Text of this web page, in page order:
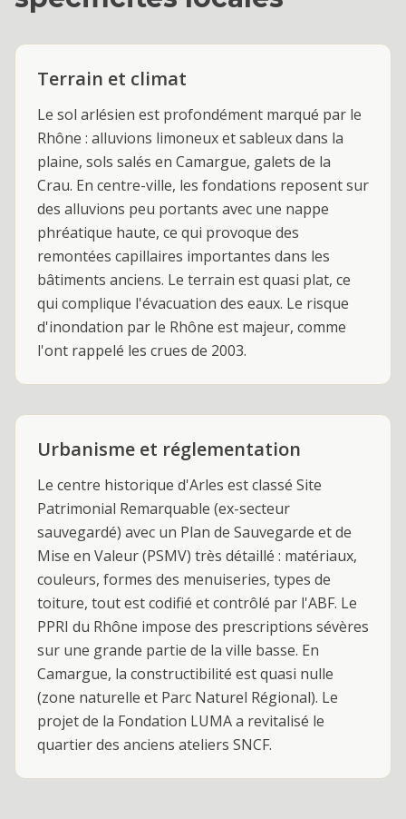
Terrain et climat
Le sol arlésien est profondément marqué par le
Rhône : alluvions limoneux et sableux dans la
plaine, sols salés en Camargue, galets de la
Crau. En centre-ville, les fondations reposent sur
des alluvions peu portants avec une nappe
phréatique haute, ce qui provoque des
remontées capillaires importantes dans les
bâtiments anciens. Le terrain est quasi plat, ce
qui complique l'évacuation des eaux. Le risque
d'inondation par le Rhône est majeur, comme
l'ont rappelé les crues de 2003.
Urbanisme et réglementation
Le centre historique d'Arles est classé Site
Patrimonial Remarquable (ex-secteur
sauvegardé) avec un Plan de Sauvegarde et de
Mise en Valeur (PSMV) très détaillé : matériaux,
couleurs, formes des menuiseries, types de
toiture, tout est codifié et contrôlé par l'ABF. Le
PPRI du Rhône impose des prescriptions sévères
sur une grande partie de la ville basse. En
Camargue, la constructibilité est quasi nulle
(zone naturelle et Parc Naturel Régional). Le
projet de la Fondation LUMA a revitalisé le
quartier des anciens ateliers SNCF.